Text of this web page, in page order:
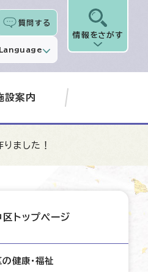
質問する
Language
情報をさがす
設案内
ました！
区トップページ
の健康・福祉